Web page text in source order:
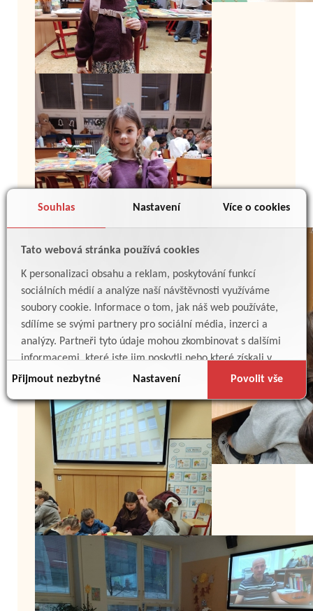
Souhlas Nastavení Více o cookies
Tato webová stránka používá cookies
K personalizaci obsahu a reklam, poskytování funkcí
sociálních médií a analýze naší návštěvnosti využíváme
soubory cookie. Informace o tom, jak náš web používáte,
sdílíme se svými partnery pro sociální média, inzerci a
analýzy. Partneři tyto údaje mohou zkombinovat s dalšími
informacemi, které jste jim poskytli nebo které získali v
důsledku toho, že používáte jejich služby.
Přijmout nezbytné Nastavení Povolit vše